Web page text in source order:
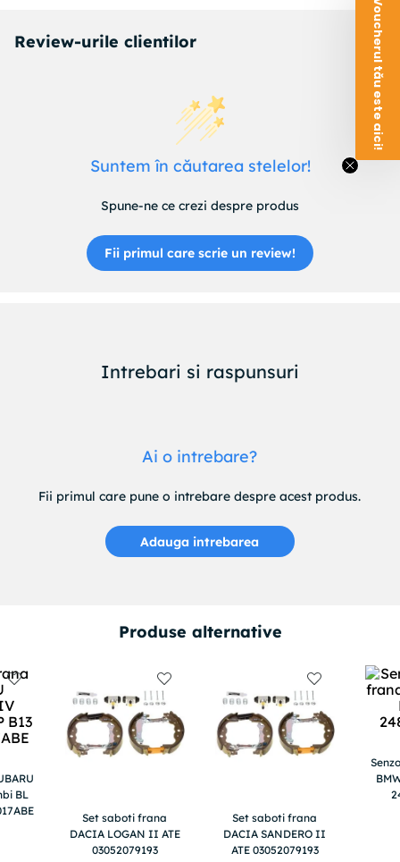
Review-urile clientilor
Suntem în căutarea stelelor!
Spune-ne ce crezi despre produs
Fii primul care scrie un review!
Intrebari si raspunsuri
Ai o intrebare?
Fii primul care pune o intrebare despre acest produs.
Adauga intrebarea
Produse alternative
BL
Set saboti frana
DACIA LOGAN II ATE
03052079193
Set saboti frana
DACIA SANDERO II
ATE 03052079193
Voucherul tău este aici!